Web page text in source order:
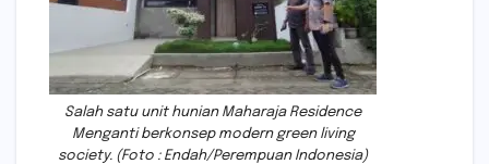
Salah satu unit hunian Maharaja Residence
Menganti berkonsep modern green living
society. (Foto : Endah/Perempuan Indonesia)